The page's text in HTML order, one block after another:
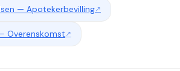
— Apotekerbevilling↗
Overenskomst↗